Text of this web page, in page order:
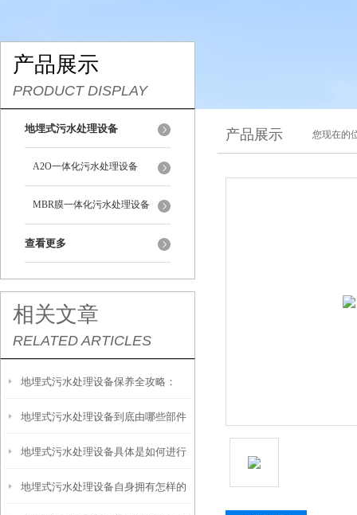
产品展示
PRODUCT DISPLAY
地埋式污水处理设备
A2O一体化污水处理设备
MBR膜一体化污水处理设备
查看更多
相关文章
RELATED ARTICLES
地埋式污水处理设备保养全攻略：
让“地下卫士”持续高效运转
地埋式污水处理设备到底由哪些部件
撑起？核心结构一文拆解
地埋式污水处理设备具体是如何进行
安装的呢？
地埋式污水处理设备自身拥有怎样的
产品展示 您现在的